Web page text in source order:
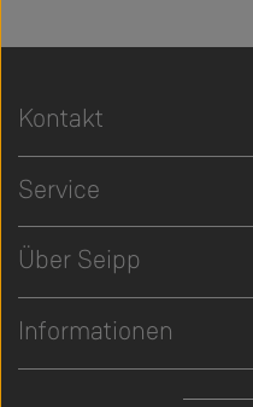
Kontakt
Service
Über Seipp
Informationen